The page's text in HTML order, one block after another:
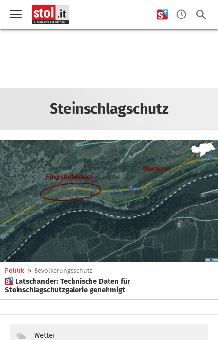
Steinschlagschutz
Politik » Bevölkerungsschutz
 Latschander: Technische Daten für
Steinschlagschutzgalerie genehmigt
Wetter